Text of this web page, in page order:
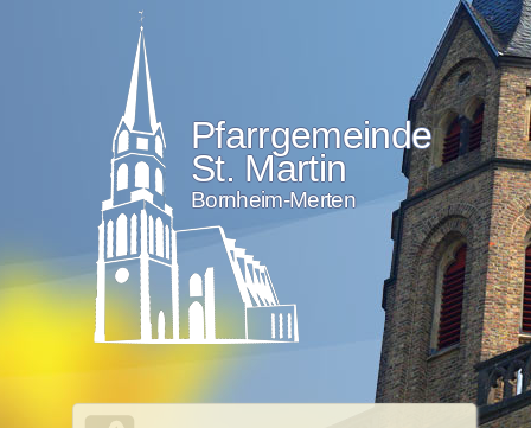
Pfarrgemeinde
St. Martin
Bornheim-Merten